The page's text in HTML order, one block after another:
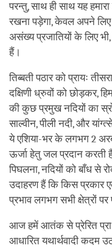
परन्तु, साथ ही साथ यह
रखना पड़ेगा, केवल अपने लिए
असंख्य प्रजातियों के लिए
हैं।
तिब्बती पठार को प्रायः
दक्षिणी ध्रुवों को छोड़कर,
की कुछ प्रमुख नदियों का
साल्वीन, पीली नदी, और
ये एशिया-भर के लगभग 2
ऊर्जा हेतु जल प्रदान करती
पिघलना, नदियों को बाँध से
उदाहरण हैं कि किस प्रकार
प्रभाव लगभग सभी क्षेत्रों
आज हमें आतंक से प्रेरित
आधारित यथार्थवादी कदम